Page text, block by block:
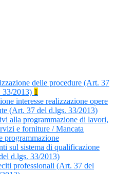
delle procedure (Art. 37
33/2013) 1
interesse realizzazione opere
(Art. 37 del d.lgs. 33/2013)
alla programmazione di lavori,
e forniture / Mancata
programmazione
sul sistema di qualificazione
d.lgs. 33/2013)
professionali (Art. 37 del